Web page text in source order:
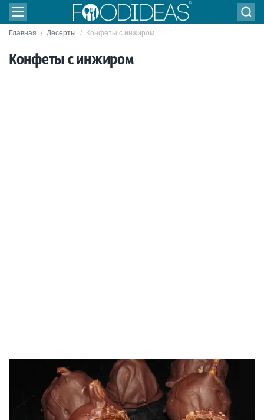
Главная / Десерты / Конфеты с инжиром
Конфеты с инжиром